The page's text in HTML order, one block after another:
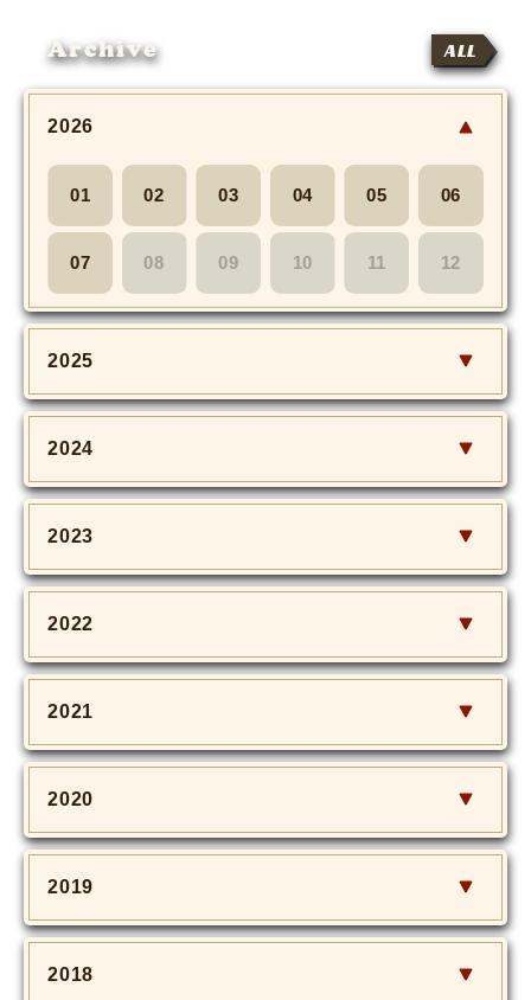
Archive ALL
2026
01 02 03 04 05 06
07 08 09 10 11 12
2025
2024
2023
2022
2021
2020
2019
2018
SHIHO’s Q&A